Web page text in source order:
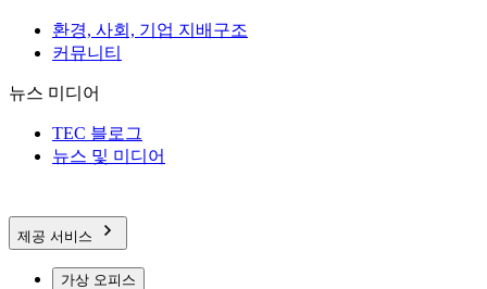
환경, 사회, 기업 지배구조
커뮤니티
뉴스 미디어
TEC 블로그
뉴스 및 미디어
제공 서비스
가상 오피스